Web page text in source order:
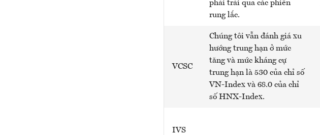
phải trải qua các phiên
rung lắc.
VCSC
Chúng tôi vẫn đánh giá xu
hướng trung hạn ở mức
tăng và mức kháng cự
trung hạn là 530 của chỉ số
VN-Index và 68.0 của chỉ
số HNX-Index.
IVS